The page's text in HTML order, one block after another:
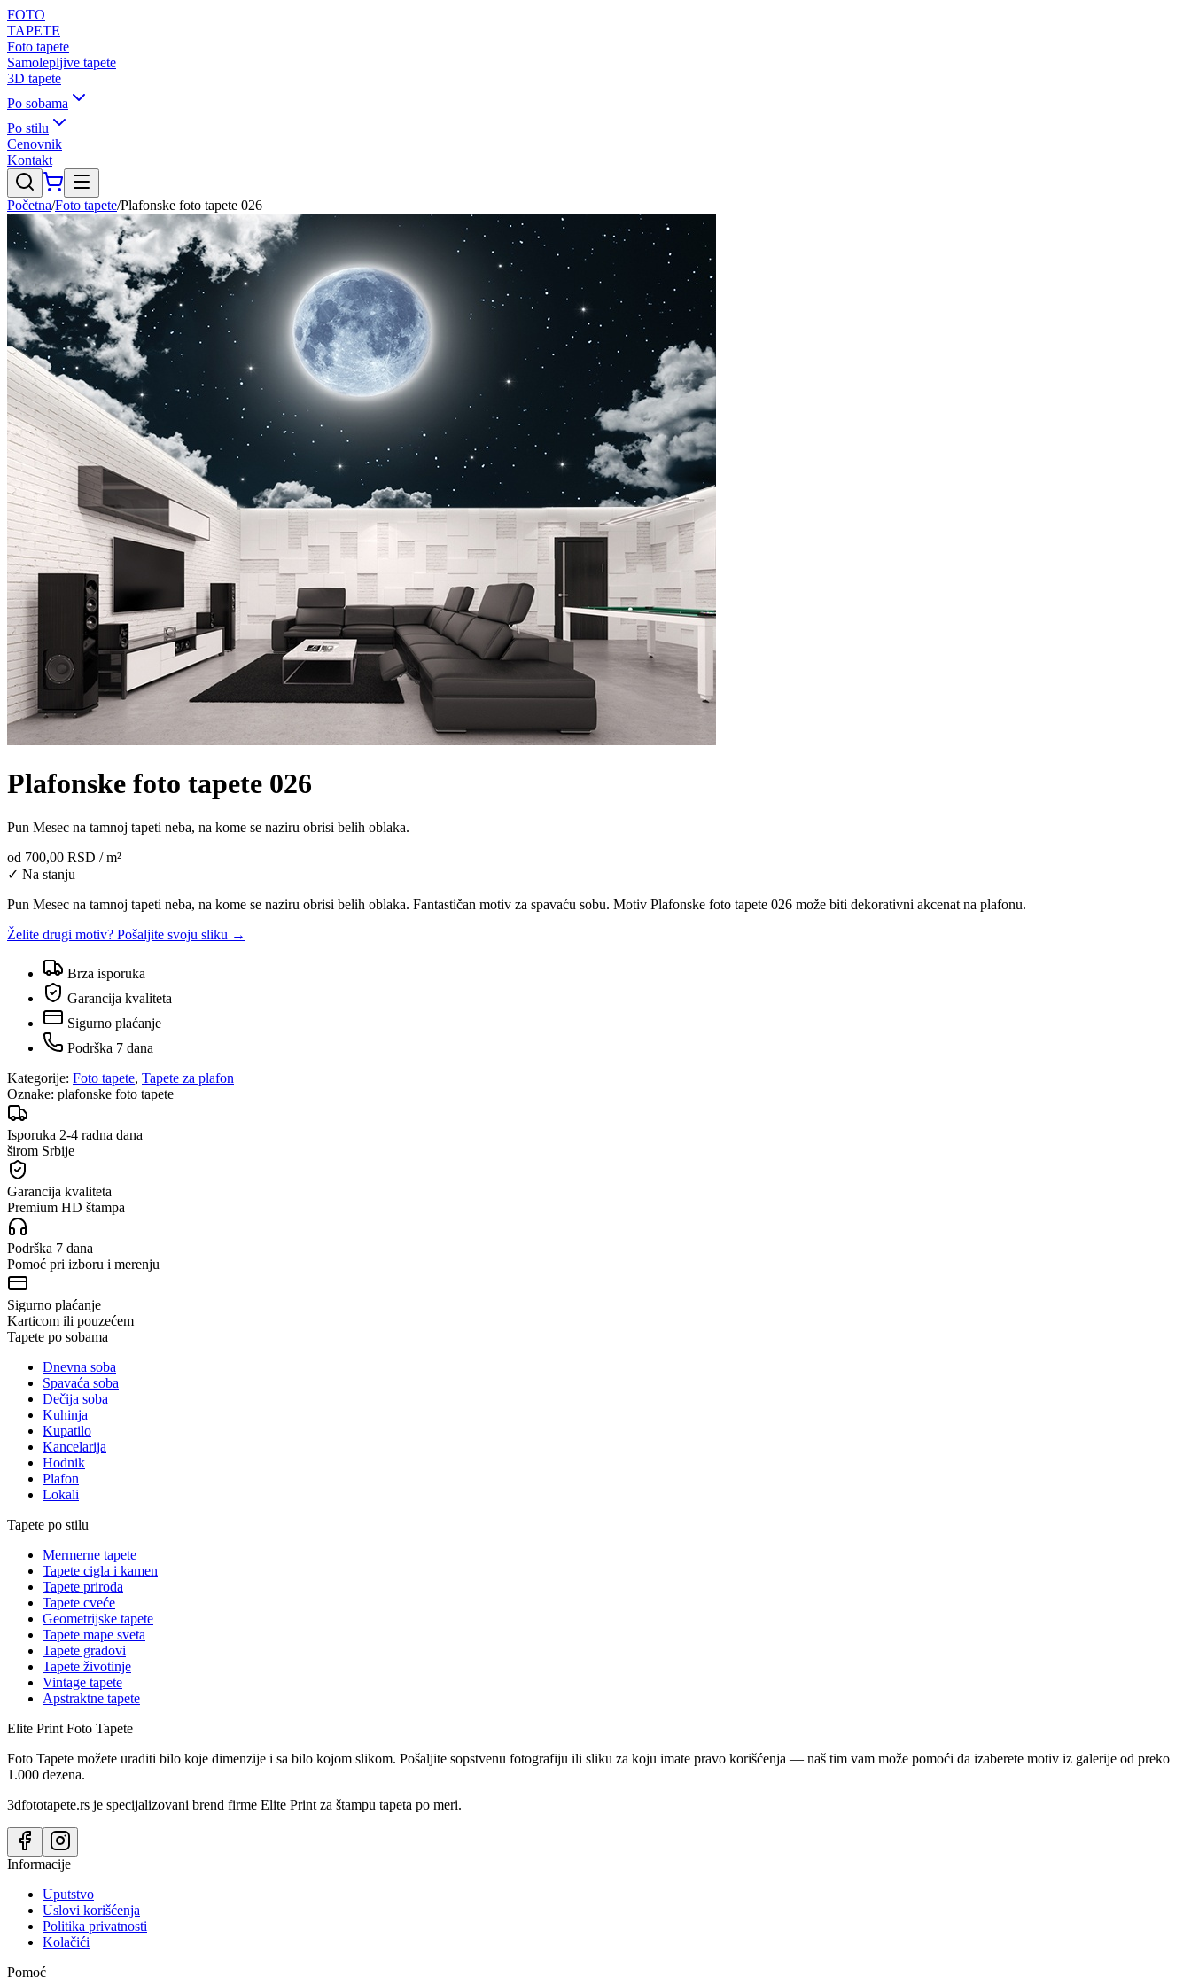
FOTO
TAPETE
Foto tapete
Samolepljive tapete
3D tapete
Po sobama
Po stilu
Cenovnik
Kontakt
Početna/Foto tapete/Plafonske foto tapete 026
Plafonske foto tapete 026
Pun Mesec na tamnoj tapeti neba, na kome se naziru obrisi belih oblaka.
od 700,00 RSD / m²
✓ Na stanju
Pun Mesec na tamnoj tapeti neba, na kome se naziru obrisi belih oblaka. Fantastičan motiv za spavaću sobu. Motiv Plafonske foto tapete 026 može biti dekorativni akcenat na plafonu.
Želite drugi motiv? Pošaljite svoju sliku →
Brza isporuka
Garancija kvaliteta
Sigurno plaćanje
Podrška 7 dana
Kategorije: Foto tapete, Tapete za plafon
Oznake: plafonske foto tapete
Isporuka 2-4 radna dana
širom Srbije
Garancija kvaliteta
Premium HD štampa
Podrška 7 dana
Pomoć pri izboru i merenju
Sigurno plaćanje
Karticom ili pouzećem
Tapete po sobama
Dnevna soba
Spavaća soba
Dečija soba
Kuhinja
Kupatilo
Kancelarija
Hodnik
Plafon
Lokali
Tapete po stilu
Mermerne tapete
Tapete cigla i kamen
Tapete priroda
Tapete cveće
Geometrijske tapete
Tapete mape sveta
Tapete gradovi
Tapete životinje
Vintage tapete
Apstraktne tapete
Elite Print Foto Tapete
Foto Tapete možete uraditi bilo koje dimenzije i sa bilo kojom slikom. Pošaljite sopstvenu fotografiju ili sliku za koju imate pravo korišćenja — naš tim vam može pomoći da izaberete motiv iz galerije od preko
1.000 dezena.
3dfototapete.rs je specijalizovani brend firme Elite Print za štampu tapeta po meri.
Informacije
Uputstvo
Uslovi korišćenja
Politika privatnosti
Kolačići
Pomoć